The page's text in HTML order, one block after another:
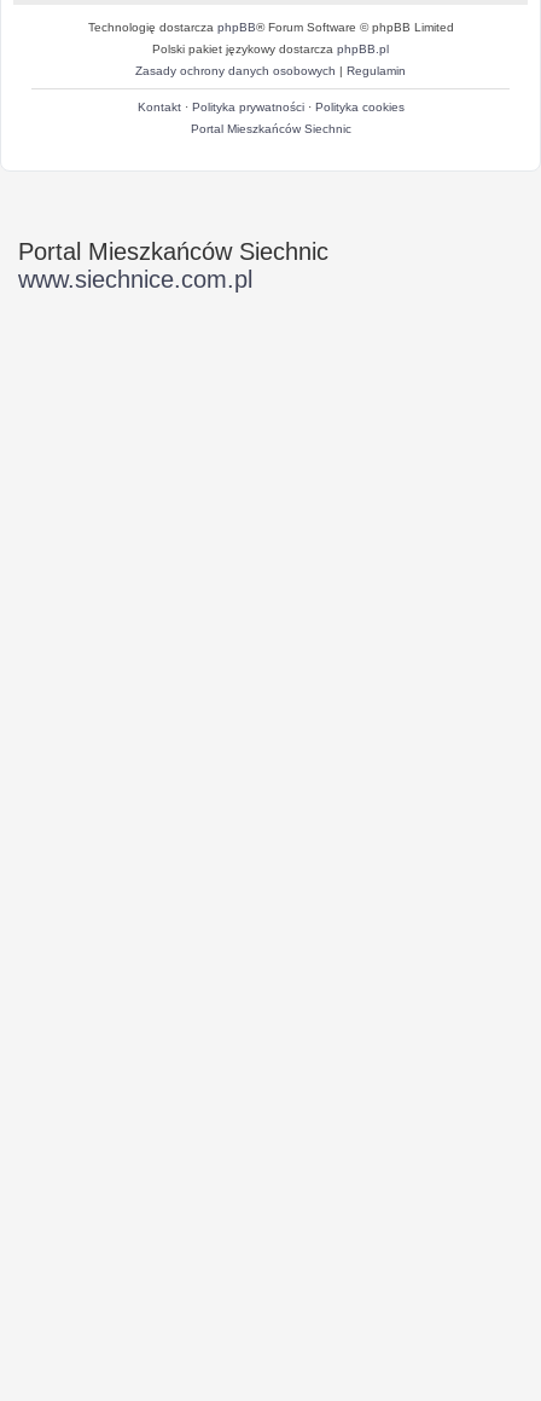
Technologię dostarcza phpBB® Forum Software © phpBB Limited
Polski pakiet językowy dostarcza phpBB.pl
Zasady ochrony danych osobowych | Regulamin
Kontakt· Polityka prywatności· Polityka cookies
Portal Mieszkańców Siechnic
Portal Mieszkańców Siechnic
www.siechnice.com.pl